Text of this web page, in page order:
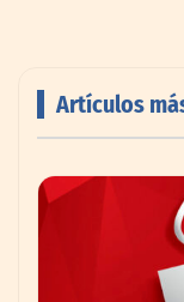
la compra de
de pago
Artículos